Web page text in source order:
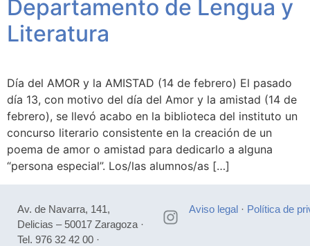
Departamento de Lengua y
Literatura
Día del AMOR y la AMISTAD (14 de febrero) El pasado
día 13, con motivo del día del Amor y la amistad (14 de
febrero), se llevó acabo en la biblioteca del instituto un
concurso literario consistente en la creación de un
poema de amor o amistad para dedicarlo a alguna
“persona especial”. Los/las alumnos/as […]
Av. de Navarra, 141,
Delicias – 50017 Zaragoza ·
Tel. 976 32 42 00 ·
Aviso legal· Política de